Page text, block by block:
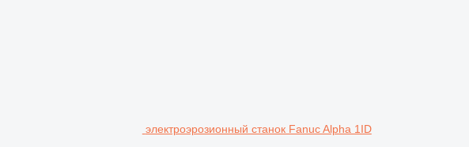
электроэрозионный станок Fanuc Alpha 1ID